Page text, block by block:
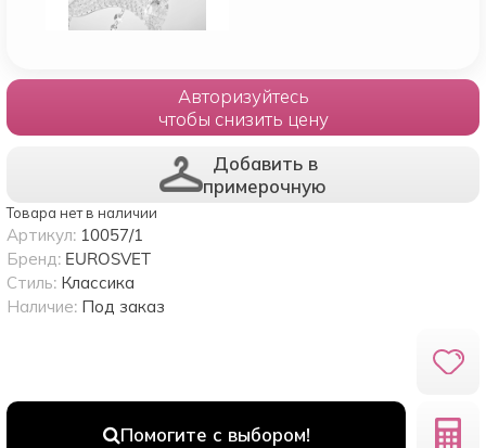
Авторизуйтесь
чтобы снизить цену
Добавить в
примерочную
Товара нет в наличии
Помогите с выбором!
Артикул: 10057/1
Бренд: EUROSVET
Стиль: Классика
Наличие: Под заказ